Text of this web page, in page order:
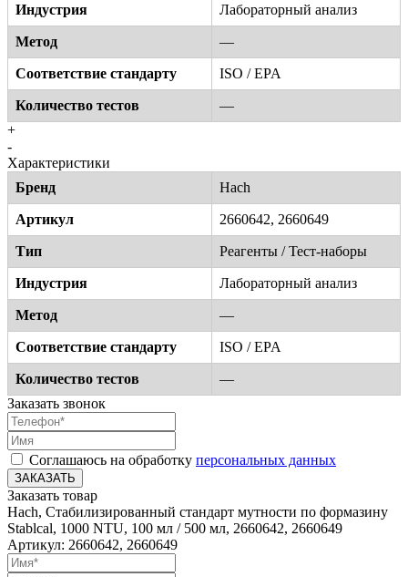
Индустрия Лабораторный анализ
Метод —
Соответствие стандарту ISO / EPA
Количество тестов
—
+
-
Характеристики
Бренд
Hach
Артикул 2660642, 2660649
Тип Реагенты / Тест-наборы
Индустрия Лабораторный анализ
Метод —
Соответствие стандарту ISO / EPA
Количество тестов
—
Заказать звонок
Соглашаюсь на обработку персональных данных
ЗАКАЗАТЬ
Заказать товар
Hach, Стабилизированный стандарт мутности по формазину
Stablcal, 1000 NTU, 100 мл / 500 мл, 2660642, 2660649
Артикул: 2660642, 2660649